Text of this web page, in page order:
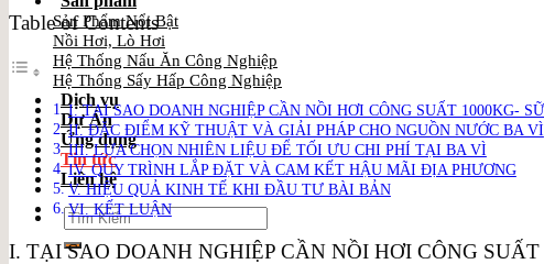
Sản Phẩm Nổi Bật
Nồi Hơi, Lò Hơi
Hệ Thống Nấu Ăn Công Nghiệp
Hệ Thống Sấy Hấp Công Nghiệp
Dịch vụ
Dự Án
Ứng dụng
Tin tức
Liên hệ
Search
for:
Table of Contents
I. TẠI SAO DOANH NGHIỆP CẦN NỒI HƠI CÔNG SUẤT 1000KG-
II. ĐẶC ĐIỂM KỸ THUẬT VÀ GIẢI PHÁP CHO NGUỒN NƯỚC BA VÌ
III. LỰA CHỌN NHIÊN LIỆU ĐỂ TỐI ƯU CHI PHÍ TẠI BA VÌ
IV. QUY TRÌNH LẮP ĐẶT VÀ CAM KẾT HẬU MÃI ĐỊA PHƯƠNG
V. HIỆU QUẢ KINH TẾ KHI ĐẦU TƯ BÀI BẢN
VI. KẾT LUẬN
I. TẠI SAO DOANH NGHIỆP CẦN NỒI HƠI CÔNG